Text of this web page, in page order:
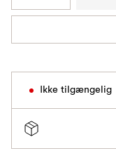
Ikke tilgængelig